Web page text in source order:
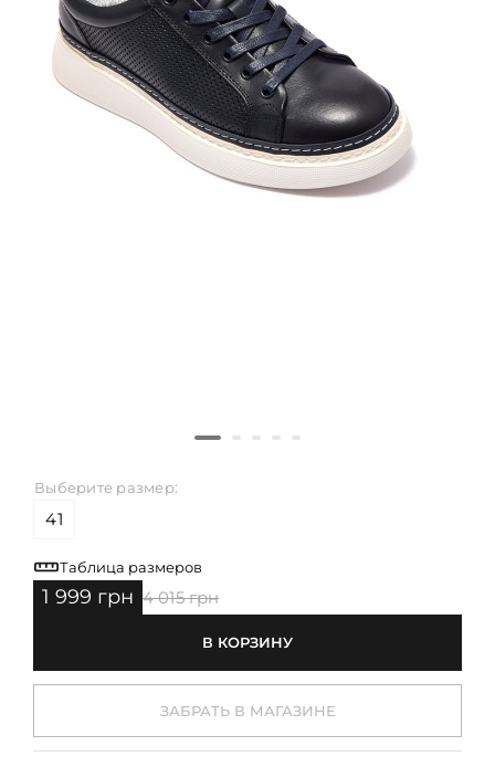
Выберите размер:
41
Таблица размеров
1 999 грн 4 015 грн
В КОРЗИНУ
ЗАБРАТЬ В МАГАЗИНЕ